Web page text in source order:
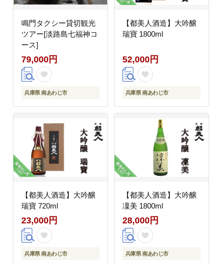
鳴門タクシー貸切観光
ツアー[淡路島七福神コ
ース]
79,000円
兵庫県 南あわじ市
【都美人酒造】大吟醸
瑞寶 1800ml
52,000円
兵庫県 南あわじ市
【都美人酒造】大吟醸
瑞寶 720ml
23,000円
兵庫県 南あわじ市
【都美人酒造】大吟醸
凜美 1800ml
28,000円
兵庫県 南あわじ市